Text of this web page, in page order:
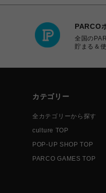
PARCO
全国の
貯まる＆
カテゴリー
全カテゴリーから探す
culture TOP
POP-UP SHOP TOP
PARCO GAMES TOP